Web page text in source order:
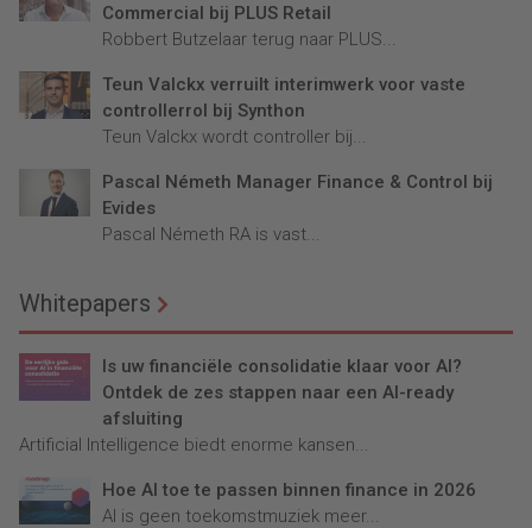
Commercial bij PLUS Retail
Robbert Butzelaar terug naar PLUS...
Teun Valckx verruilt interimwerk voor vaste
controllerrol bij Synthon
Teun Valckx wordt controller bij...
Pascal Németh Manager Finance & Control bij
Evides
Pascal Németh RA is vast...
Whitepapers
Is uw financiële consolidatie klaar voor AI?
Ontdek de zes stappen naar een AI-ready
afsluiting
Artificial Intelligence biedt enorme kansen...
Hoe AI toe te passen binnen finance in 2026
AI is geen toekomstmuziek meer...